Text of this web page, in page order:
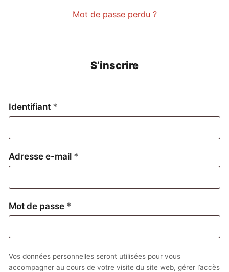
Mot de passe perdu ?
S’inscrire
Identifiant *
Adresse e-mail *
Mot de passe *
Vos données personnelles seront utilisées pour vous
accompagner au cours de votre visite du site web, gérer l’accès